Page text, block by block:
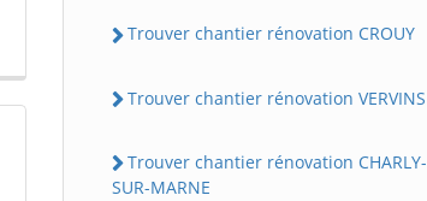
Trouver chantier rénovation CROUY
Trouver chantier rénovation VERVINS
Trouver chantier rénovation CHARLY-
SUR-MARNE